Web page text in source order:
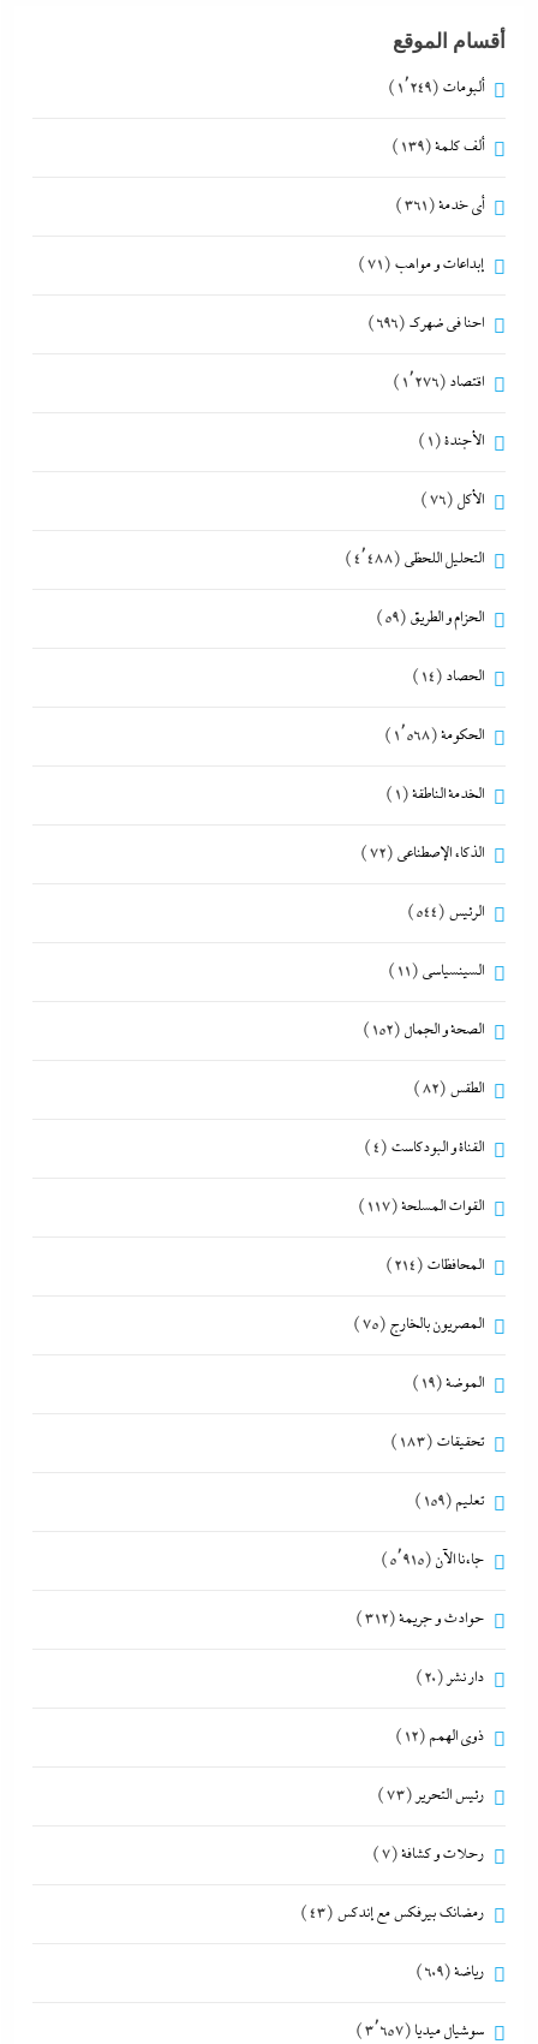
أقسام الموقع
ألبومات (1٬249)
ألف كلمة(139)
أي خدمة(361)
إبداعات و مواهب (71)
احنا في ضهرك (696)
اقتصاد (1٬276)
الأجندة(1)
الأكل (76)
التحليل اللحظي (4٬488)
الحزام و الطريق (59)
الحصاد (14)
الحكومة(1٬568)
الخدمة الناطقة(1)
الذكاء الإصطناعي (72)
الرئيس (544)
السينسياسي (11)
الصحة و الجمال (152)
الطقس (82)
القناة و البودكاست (4)
القوات المسلحة(117)
المحافظات (214)
المصريون بالخارج (75)
الموضة(19)
تحقيقات (183)
تعليم (159)
جاءنا الآن (5٬915)
حوادث و جريمة(312)
دار نشر (20)
ذوى الهمم (12)
رئيس التحرير (73)
رحلات و كشافة(7)
رمضانك بيرفكس مع إندكس (43)
رياضة(609)
سوشيال ميديا (3٬657)